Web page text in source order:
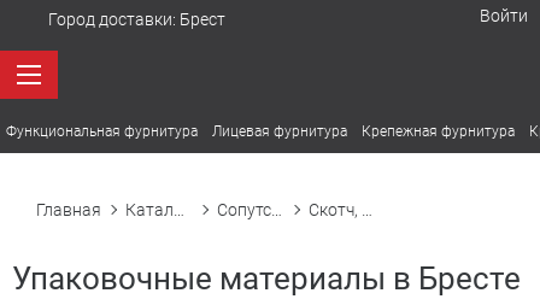
Город доставки: Брест Войти
Функциональная фурнитура Лицевая фурнитура Крепежная фурнитура
Главная
Упаковочные материалы в Бресте